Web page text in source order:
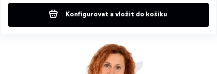
Konfigurovat a vložit do košíku